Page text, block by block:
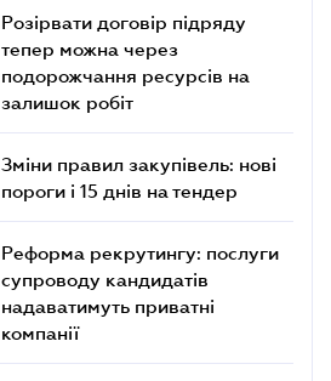
Розірвати договір підряду
тепер можна через
подорожчання ресурсів на
залишок робіт
Зміни правил закупівель: нові
пороги і 15 днів на тендер
Реформа рекрутингу: послуги
супроводу кандидатів
надаватимуть приватні
компанії